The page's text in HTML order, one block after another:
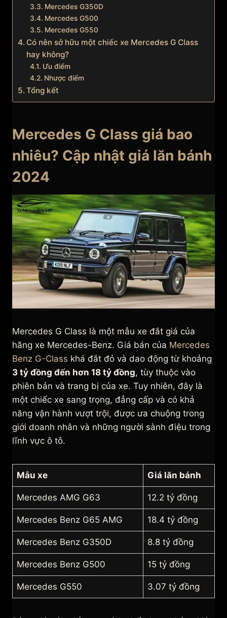
Mercedes G350D
Mercedes G500
Mercedes G550
Có nên sở hữu một chiếc xe Mercedes G Class
hay không?
Ưu điểm
Nhược điểm
Tổng kết
Mercedes G Class giá bao
nhiêu? Cập nhật giá lăn bánh
2024
Mercedes G Class là một mẫu xe đắt giá của
hãng xe Mercedes-Benz. Giá bán của Mercedes
Benz G-Class khá đắt đỏ và dao động từ khoảng
3 tỷ đồng đến hơn 18 tỷ đồng, tùy thuộc vào
phiên bản và trang bị của xe. Tuy nhiên, đây là
một chiếc xe sang trọng, đẳng cấp và có khả
năng vận hành vượt trội, được ưa chuộng trong
giới doanh nhân và những người sành điệu trong
lĩnh vực ô tô.
Mẫu xe Giá lăn bánh
Mercedes AMG G63 12.2 tỷ đồng
Mercedes Benz G65 AMG 18.4 tỷ đồng
Mercedes Benz G350D 8.8 tỷ đồng
Mercedes Benz G500 15 tỷ đồng
Mercedes G550 3.07 tỷ đồng